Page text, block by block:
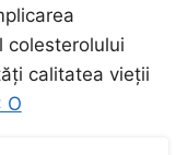
colesterolului
calitatea vieții
O